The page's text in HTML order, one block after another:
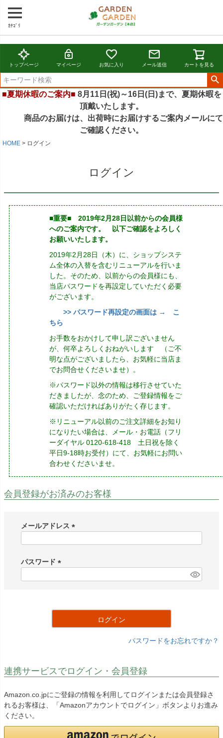
ｶﾃｺﾞﾘ
トップページ マイページ お気に入り メール送信 カートを見る
■夏期休暇のご案内■ 8月11日(祝)～16日(日)まで、夏期休暇を
頂戴いたします。
商品のお届けは、出荷時にお届けするご案内メールにて
ご確認ください。
HOME ログイン
ログイン
■重要■ 2019年2月28日以前からの会員様
へのご案内です。 以下ご確認をよろしく
お願いいたします。
2019年2月28日（木）に、ショップシステ
ム全体の入替を含むリニューアルを行いま
した。そのため、以前からの会員様にも、
当店パスワードを再設定していただく必要
がございます。
>> パスワード再設定の画面は → こ
ちら
お手数をおかけして申し訳ございません
が、何卒よろしくおねがいします （ご不
明な点がございましたら、お気軽に当店ま
でお問合せくださいませ）。
※パスワード以外の情報は移行させていた
だきましたが、念のため、ご登録情報をご
確認いただければありがたく存じます。
※リニューアル以前のご注文詳細をお知り
になりたい場合は、メール・お電話（フリ
ーダイヤル 0120-618-418 土日祝を除く
平日9-18時お受付）にて、お気軽にお問い
合わせくださいませ。
会員登録がお済みのお客様
メールアドレス
)
パスワード
ログイン
パスワードをお忘れですか？
連携サービスでログイン・会員登録
Amazon.co.jpにご登録の情報を利用してログインまたは会員登録さ
れるお客様は、「Amazonアカウントでログイン」ボタンよりお進み
ください。